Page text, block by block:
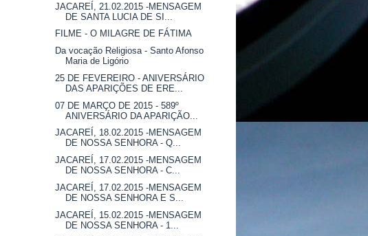
JACAREÍ, 21.02.2015 -MENSAGEM
DE SANTA LUCIA DE SI...
FILME - O MILAGRE DE FÁTIMA
Da vocação Religiosa - Santo Afonso
Maria de Ligório
25 DE FEVEREIRO - ANIVERSÁRIO
DAS APARIÇÕES DE ERE...
07 DE MARÇO DE 2015 - 589º
ANIVERSÁRIO DA APARIÇÃO...
JACAREÍ, 18.02.2015 -MENSAGEM
DE NOSSA SENHORA - Q...
JACAREÍ, 17.02.2015 -MENSAGEM
DE NOSSA SENHORA - C...
JACAREÍ, 17.02.2015 -MENSAGEM
DE NOSSA SENHORA E S...
JACAREÍ, 15.02.2015 -MENSAGEM
DE NOSSA SENHORA - 1...